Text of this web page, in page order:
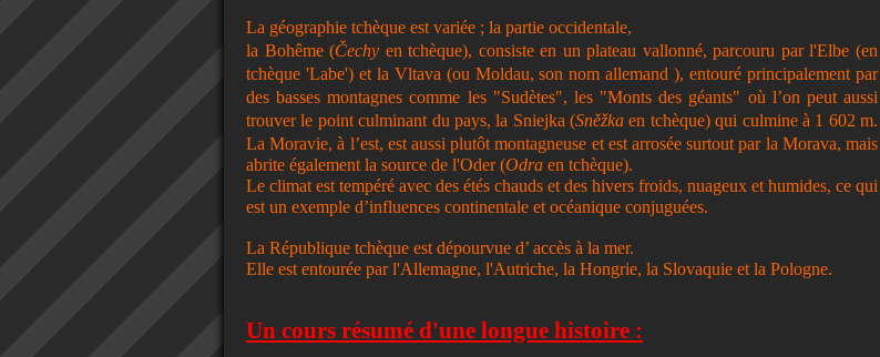
La géographie tchèque est variée ; la partie occidentale,
la Bohême(Čechy en tchèque), consiste en un plateau vallonné, parcouru par l'Elbe (en
tchèque 'Labe') et la Vltava (ou Moldau, son nom allemand ), entouré principalement par
des basses montagnes comme les "Sudètes", les "Monts des géants" où l’on peut aussi
trouver le point culminant du pays, la Sniejka (Sněžka en tchèque) qui culmine à 1 602 m.
La Moravie, à l’est, est aussi plutôt montagneuse et est arrosée surtout par la Morava, mais
abrite également la source de l'Oder (Odra en tchèque).
Le climat est tempéré avec des étés chauds et des hivers froids, nuageux et humides, ce qui
est un exemple d’influences continentale et océanique conjuguées.
La République tchèque est dépourvue d’ accès à la mer.
Elle est entourée par l'Allemagne, l'Autriche, la Hongrie, la Slovaquie et la Pologne.
Un cours résumé d'une longue histoire :